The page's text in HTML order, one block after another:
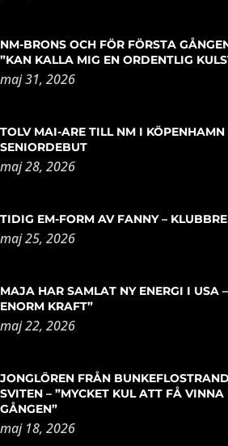
NM-BRONS OCH FÖR FÖRSTA
”KAN KALLA MIG EN ORDENTLIG
maj 31, 2026
TOLV MAI-ARE TILL NM I
SENIORDEBUT
maj 28, 2026
TIDIG EM-FORM AV FANNY –
maj 25, 2026
MAJA HAR SAMLAT NY ENERGI I USA
ENORM KRAFT”
maj 22, 2026
JONGLÖREN FRÅN
SVITEN – ”MYCKET KUL ATT FÅ VINNA
GÅNGEN”
maj 18, 2026